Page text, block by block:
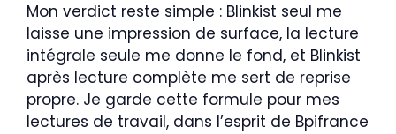
Mon verdict reste simple : Blinkist seul me
laisse une impression de surface, la lecture
intégrale seule me donne le fond, et Blinkist
après lecture complète me sert de reprise
propre. Je garde cette formule pour mes
lectures de travail, dans l’esprit de Bpifrance